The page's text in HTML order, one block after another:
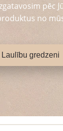
pēc
no
Laulību gredzeni